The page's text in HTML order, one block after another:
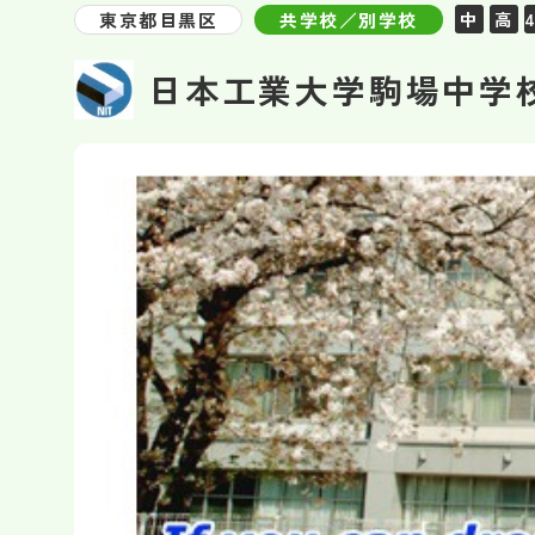
東京都目黒区 共学校／別学校 中 高
日本工業大学駒場中学